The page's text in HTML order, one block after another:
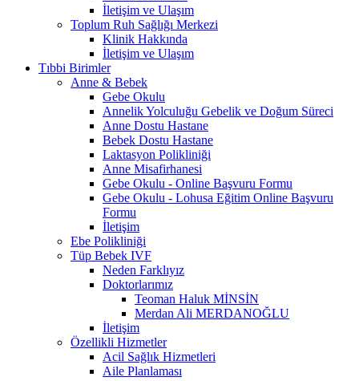
İletişim ve Ulaşım
Toplum Ruh Sağlığı Merkezi
Klinik Hakkında
İletişim ve Ulaşım
Tıbbi Birimler
Anne & Bebek
Gebe Okulu
Annelik Yolculuğu Gebelik ve Doğum Süreci
Anne Dostu Hastane
Bebek Dostu Hastane
Laktasyon Polikliniği
Anne Misafirhanesi
Gebe Okulu - Online Başvuru Formu
Gebe Okulu - Lohusa Eğitim Online Başvuru
Formu
İletişim
Ebe Polikliniği
Tüp Bebek IVF
Neden Farklıyız
Doktorlarımız
Teoman Haluk MİNSİN
Merdan Ali MERDANOĞLU
İletişim
Özellikli Hizmetler
Acil Sağlık Hizmetleri
Aile Planlaması